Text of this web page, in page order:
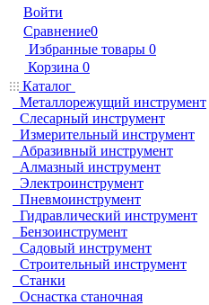
Войти
Сравнение0
Избранные товары 0
Корзина 0
Каталог
Металлорежущий инструмент
Слесарный инструмент
Измерительный инструмент
Абразивный инструмент
Алмазный инструмент
Электроинструмент
Пневмоинструмент
Гидравлический инструмент
Бензоинструмент
Садовый инструмент
Строительный инструмент
Станки
Оснастка станочная